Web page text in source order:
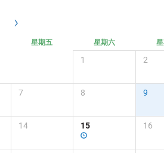
›
星期五 星期六
1 2
7 8 9
14 15 16